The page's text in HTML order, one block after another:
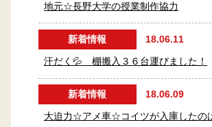
地元☆長野大学の授業制作協力
新着情報 18.06.11
汗だく💦 棚搬入３６台運びました！
新着情報 18.06.09
大迫力☆アメ車☆コイツが入庫したの